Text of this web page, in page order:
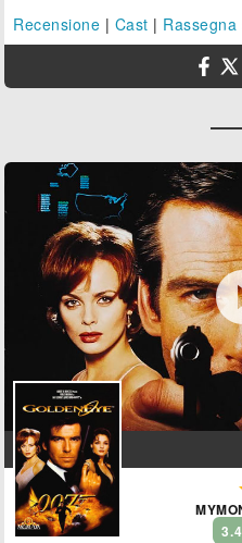
Recensione | Cast | Rassegna